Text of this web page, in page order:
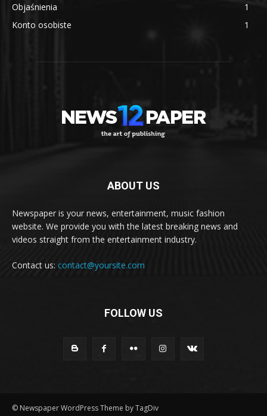
Objaśnienia
1
Konto osobiste
1
ABOUT US
Newspaper is your news, entertainment, music fashion
website. We provide you with the latest breaking news and
videos straight from the entertainment industry.
Contact us: contact@yoursite.com
FOLLOW US
© Newspaper WordPress Theme by TagDiv